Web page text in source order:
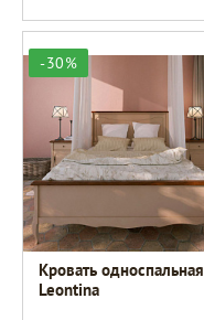
-30%
Кровать односпальная
Leontina